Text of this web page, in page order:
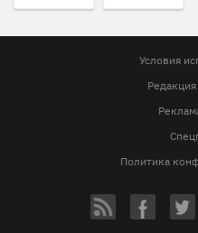
Условия
Политика